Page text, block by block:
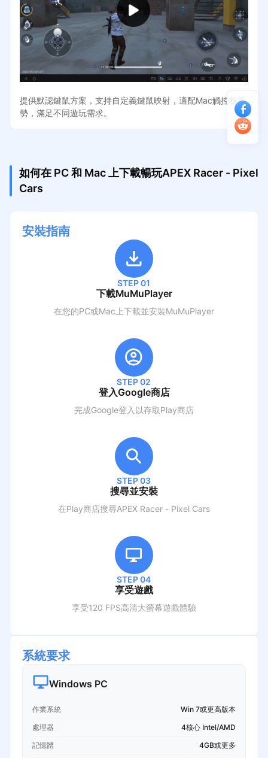
提供默認鍵鼠方案，支持自定義鍵鼠映射，適配Mac觸控板手
勢，滿足不同遊玩需求。
如何在 PC 和 Mac 上下載暢玩APEX Racer - Pixel
Cars
安裝指南
STEP 01
下載MuMuPlayer
在您的PC或Mac上下載並安裝MuMuPlayer
STEP 02
登入Google商店
完成Google登入以存取Play商店
STEP 03
搜尋並安裝
在Play商店搜尋APEX Racer - Pixel Cars
STEP 04
享受遊戲
享受120 FPS高清大螢幕遊戲體驗
系統要求
Windows PC
作業系統
Win 7或更高版本
處理器
4核心 Intel/AMD
記憶體
4GB或更多